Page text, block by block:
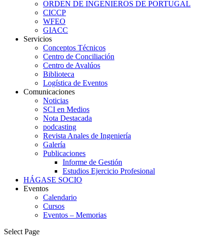
ORDEN DE INGENIEROS DE PORTUGAL
CICCP
WFEO
GIACC
Servicios
Conceptos Técnicos
Centro de Conciliación
Centro de Avalúos
Biblioteca
Logística de Eventos
Comunicaciones
Noticias
SCI en Medios
Nota Destacada
podcasting
Revista Anales de Ingeniería
Galería
Publicaciones
Informe de Gestión
Estudios Ejercicio Profesional
HÁGASE SOCIO
Eventos
Calendario
Cursos
Eventos – Memorias
Select Page